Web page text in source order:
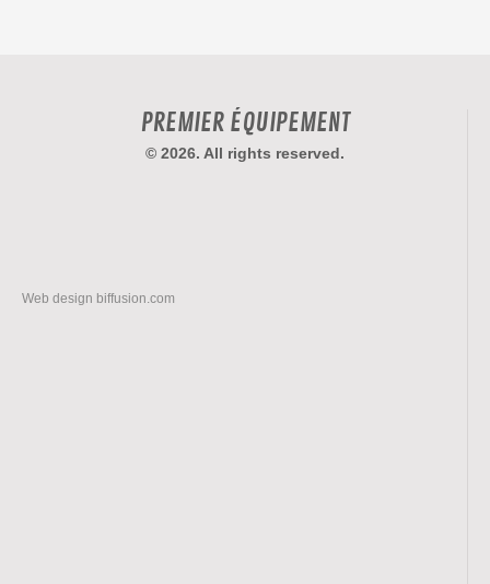
PREMIER ÉQUIPEMENT
© 2026. All rights reserved.
Web design biffusion.com